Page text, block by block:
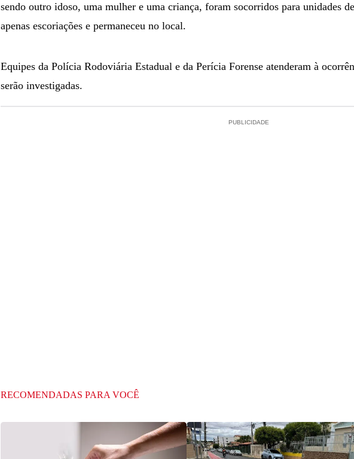
sendo outro idoso, uma mulher e uma criança, foram socorridos para unidades
apenas escoriações e permaneceu no local.
Equipes da Polícia Rodoviária Estadual e da Perícia Forense atenderam à
serão investigadas.
PUBLICIDADE
RECOMENDADAS PARA VOCÊ